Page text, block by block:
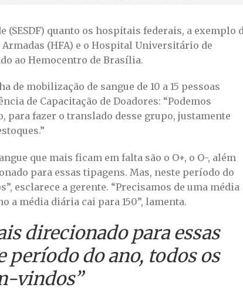
(SESDF) quanto os hospitais federais, a exemplo
(HFA) e o Hospital Universitário de
ao Hemocentro de Brasília.
de mobilização de sangue de 10 a 15 pessoas
de Capacitação de Doadores: “Podemos
fazer o translado desse grupo, justamente
que mais ficam em falta são o O+, o O-, além
para essas tipagens. Mas, neste período do
esclarece a gerente. “Precisamos de uma média
a média diária cai para 150”, lamenta.
direcionado para essas
período do ano, todos os
vindos”